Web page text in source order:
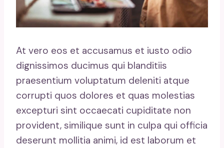
At vero eos et accusamus et iusto odio
dignissimos ducimus qui blanditiis
praesentium voluptatum deleniti atque
corrupti quos dolores et quas molestias
excepturi sint occaecati cupiditate non
provident, similique sunt in culpa qui officia
deserunt mollitia animi, id est laborum et